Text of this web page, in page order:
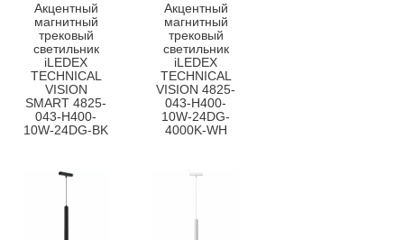
Акцентный
магнитный
трековый
светильник
iLEDEX
TECHNICAL
VISION
SMART 4825-
043-H400-
10W-24DG-BK
Акцентный
магнитный
трековый
светильник
iLEDEX
TECHNICAL
VISION 4825-
043-H400-
10W-24DG-
4000K-WH